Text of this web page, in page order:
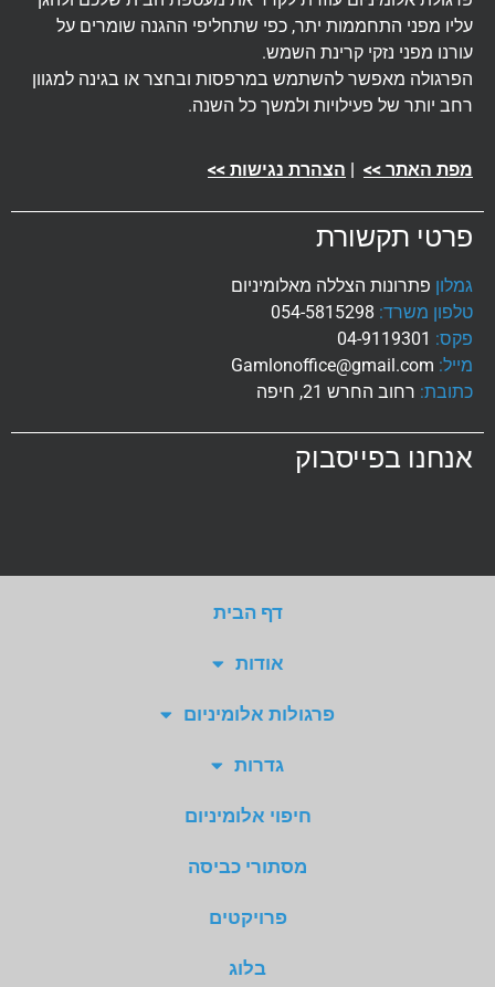
עליו מפני התחממות יתר, כפי שתחליפי ההגנה שומרים על
עורנו מפני נזקי קרינת השמש.
הפרגולה מאפשר להשתמש במרפסות ובחצר או בגינה למגוון
רחב יותר של פעילויות ולמשך כל השנה.
מפת האתר >> הצהרת נגישות >>
פרטי תקשורת
גמלון פתרונות הצללה מאלומיניום
טלפון משרד:
פקס: 04-9119301
מייל: Gamlonoffice@gmail.com
כתובת: רחוב החרש 21, חיפה
אנחנו בפייסבוק
דף הבית
אודות
פרגולות אלומיניום
גדרות
חיפוי אלומיניום
מסתורי כביסה
פרויקטים
בלוג